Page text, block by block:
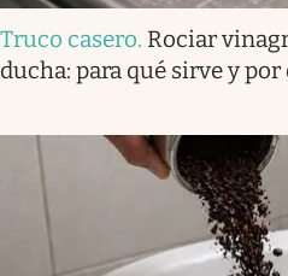
Truco casero. Rociar
ducha: para qué sirve y